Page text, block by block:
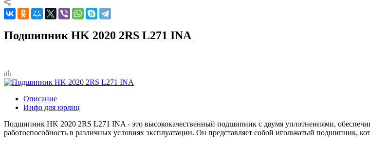
Подшипник HK 2020 2RS L271 INA
Описание
Инфо для юрлиц
Подшипник HK 2020 2RS L271 INA - это высококачественный подшипник с двумя уплотнениями,
работоспособность в различных условиях эксплуатации. Он представляет собой игольчатый подшипник,